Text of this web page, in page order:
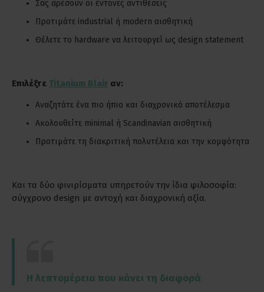
Σας αρέσουν οι έντονες αντιθέσεις
Προτιμάτε industrial ή modern αισθητική
Θέλετε το hardware να λειτουργεί ως design statement
Επιλέξτε Titanium Blair αν:
Αναζητάτε ένα πιο ήπιο και διαχρονικό αποτέλεσμα
Ακολουθείτε minimal ή Scandinavian αισθητική
Προτιμάτε τη διακριτική πολυτέλεια και την κομψότητα
Και τα δύο φινιρίσματα υπηρετούν την ίδια φιλοσοφία:
σύγχρονο design με αντοχή και διαχρονική αξία.
Η λεπτομέρεια που κάνει τη διαφορά